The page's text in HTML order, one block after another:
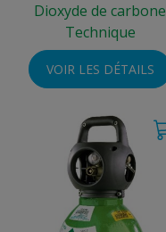
Dioxyde de carbone
Technique
VOIR LES DÉTAILS